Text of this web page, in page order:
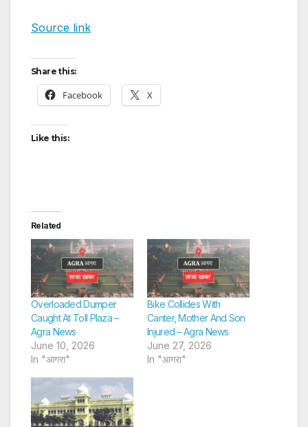
Source link
Share this:
Facebook X
Like this:
Related
Overloaded Dumper
Caught At Toll Plaza –
Agra News
June 10, 2026
In "आगरा"
Bike Collides With
Canter, Mother And Son
Injured – Agra News
June 27, 2026
In "आगरा"